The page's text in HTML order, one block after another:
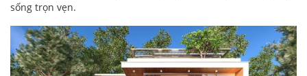
sống trọn vẹn.